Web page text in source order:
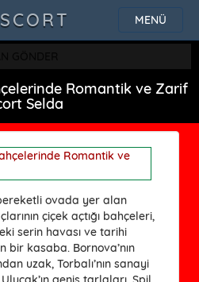
MENÜ
Romantik ve Zarif
Selda
ovada yer alan
çiçek açtığı bahçeleri,
serin havası ve tarihi
bir kasaba. Bornova’nın
uzak, Torbalı’nın sanayi